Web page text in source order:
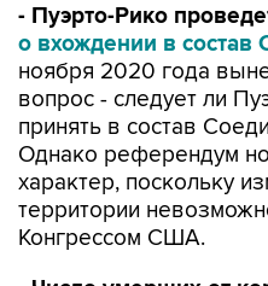
- Пуэрто-Рико
о вхождении в
ноября 2020 года
вопрос - следует ли
принять в состав
Однако референдум
характер, поскольку
территории
Конгрессом США.